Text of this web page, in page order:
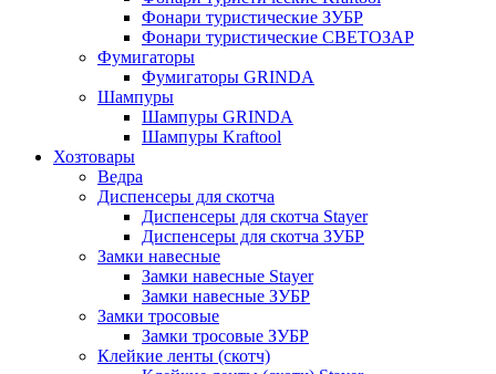
Фонари туристические ЗУБР
Фонари туристические СВЕТОЗАР
Фумигаторы
Фумигаторы GRINDA
Шампуры
Шампуры GRINDA
Шампуры Kraftool
Хозтовары
Ведра
Диспенсеры для скотча
Диспенсеры для скотча Stayer
Диспенсеры для скотча ЗУБР
Замки навесные
Замки навесные Stayer
Замки навесные ЗУБР
Замки тросовые
Замки тросовые ЗУБР
Клейкие ленты (скотч)